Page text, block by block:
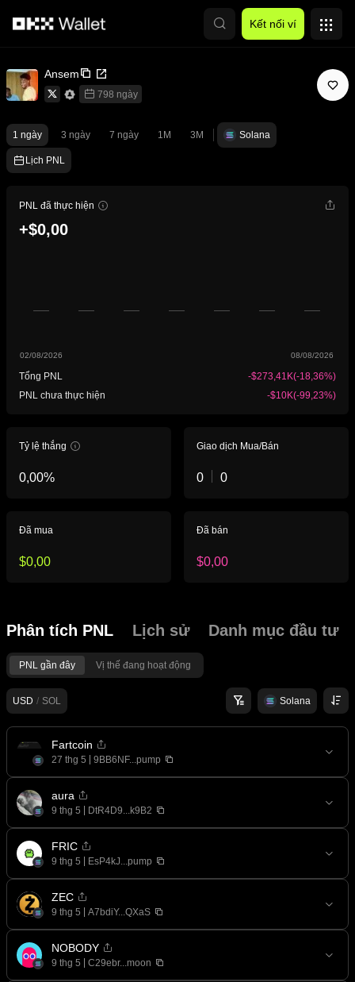
Kết nối ví
Ansem
798 ngày
1 ngày 3 ngày 7 ngày 1M 3M Solana
Lịch PNL
PNL đã thực hiện
+$0,00
Tổng PNL -$273,41K(-18,36%)
PNL chưa thực hiện
-$10K(-99,23%)
Tỷ lệ thắng
0,00%
Giao dịch Mua/Bán
0 0
Đã mua
$0,00
Đã bán
$0,00
Phân tích PNL Lịch sử Danh mục đầu tư
PNL gần đây Vị thế đang hoạt động
USD / SOL Solana
Fartcoin
27 thg 5 9BB6NF...pump
aura
9 thg 5 DtR4D9...k9B2
FRIC
9 thg 5 EsP4kJ...pump
ZEC
9 thg 5 A7bdiY...QXaS
NOBODY
9 thg 5 C29ebr...moon